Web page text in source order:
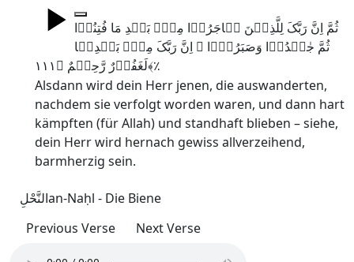
ثُمَّ اِنَّ رَبَّکَ لِلَّذِیۡنَ ہَاجَرُوۡا مِنۡۢ بَعۡدِ مَا فُتِنُوۡا
ثُمَّ جٰہَدُوۡا وَصَبَرُوۡۤا ۙ اِنَّ رَبَّکَ مِنۡۢ بَعۡدِہَا
لَغَفُوۡرٌ رَّحِیۡمٌ ﴿۱۱۱﴾٪
Alsdann wird dein Herr jenen, die auswanderten,
nachdem sie verfolgt worden waren, und dann hart
kämpften (für Allah) und standhaft blieben – siehe,
dein Herr wird hernach gewiss allverzeihend,
barmherzig sein.
النَّحْلِan-Naḥl - Die Biene
Previous Verse
Next Verse